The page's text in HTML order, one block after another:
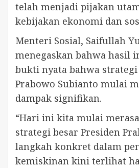
telah menjadi pijakan
kebijakan ekonomi dan
Menteri Sosial, Saifullah
menegaskan bahwa hasil
bukti nyata bahwa strategi
Prabowo Subianto mulai
dampak signifikan.
“Hari ini kita mulai
strategi besar Presiden
langkah konkret dalam
kemiskinan kini terlihat